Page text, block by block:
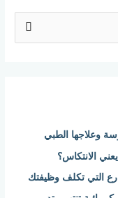
وعلاجها الطبي
الانتكاس؟
التي تكلف وظيفتك